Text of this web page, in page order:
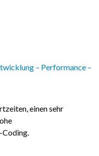
– Performance –
einen sehr